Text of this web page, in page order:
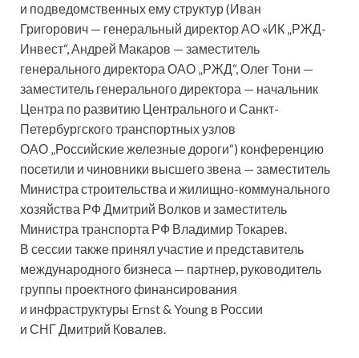
и подведомственных ему структур (Иван
Григорович — генеральный директор АО «ИК „РЖД-
Инвест“, Андрей Макаров — заместитель
генерального директора ОАО „РЖД“, Олег Тони —
заместитель генерального директора — начальник
Центра по развитию Центрального и Санкт-
Петербургского транспортных узлов
ОАО „Российские железные дороги“) конференцию
посетили и чиновники высшего звена — заместитель
Министра строительства и жилищно-коммунального
хозяйства РФ Дмитрий Волков и заместитель
Министра транспорта РФ Владимир Токарев.
В сессии также принял участие и представитель
международного бизнеса — партнер, руководитель
группы проектного финансирования
и инфраструктуры Ernst & Young в России
и СНГ Дмитрий Ковалев.